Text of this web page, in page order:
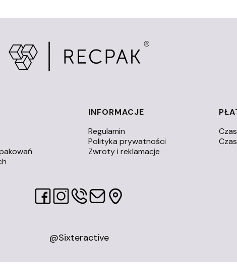
INFORMACJE
Regulamin
Polityka prywatności
Zwroty i reklamacje
@Sixteractive